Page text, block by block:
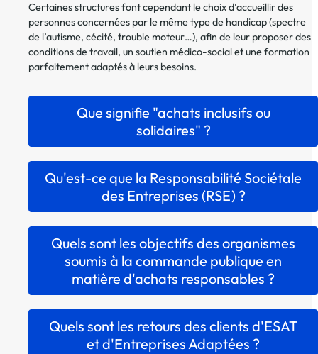
Certaines structures font cependant le choix d’accueillir des
personnes concernées par le même type de handicap (spectre
de l’autisme, cécité, trouble moteur…), afin de leur proposer des
conditions de travail, un soutien médico-social et une formation
parfaitement adaptés à leurs besoins.
Que signifie "achats inclusifs ou
solidaires" ?
Qu'est-ce que la Responsabilité Sociétale
des Entreprises (RSE) ?
Quels sont les objectifs des organismes
soumis à la commande publique en
matière d'achats responsables ?
Quels sont les retours des clients d'ESAT
et d'Entreprises Adaptées ?